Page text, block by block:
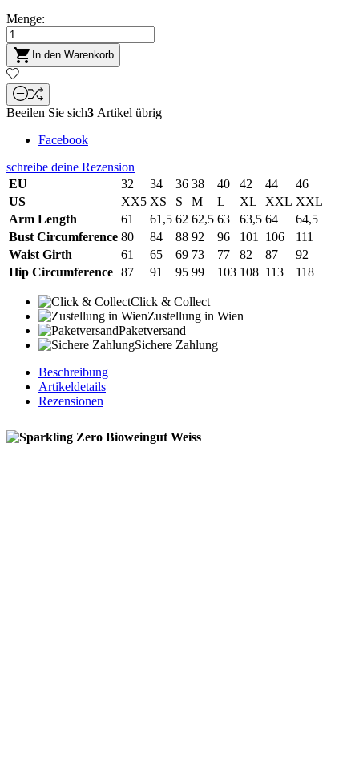
Menge:
 In den Warenkorb
Beeilen Sie sich3 Artikel übrig
Facebook
schreibe deine Rezension
EU
32 34 36 38 40 42 44
46
US
XX5 XS S M L XL XXL XXL
Arm Length
61 61,5 62 62,5 63 63,5 64
64,5
Bust Circumference 80 84 88 92 96 101 106
111
Waist Girth
61 65 69 73 77 82 87
92
Hip Circumference 87 91 95 99 103 108 113 118
Click & Collect
Zustellung in Wien
Paketversand
Sichere Zahlung
Beschreibung
Artikeldetails
Rezensionen